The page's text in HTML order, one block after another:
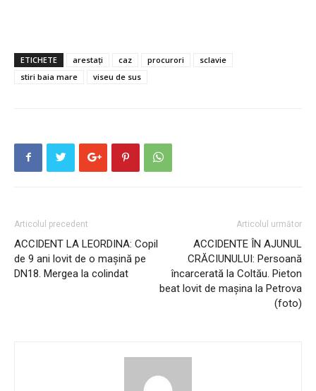
ETICHETE arestați caz procurori
sclavie
stiri baia mare
viseu de sus
Articolul precedent
ACCIDENT LA LEORDINA: Copil
de 9 ani lovit de o mașină pe
DN18. Mergea la colindat
Articolul următor
ACCIDENTE ÎN AJUNUL
CRĂCIUNULUI: Persoană
încarcerată la Coltău. Pieton
beat lovit de mașina la Petrova
(foto)